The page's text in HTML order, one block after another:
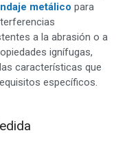
metálico para
a la abrasión o a
ignífugas,
características que
específicos.